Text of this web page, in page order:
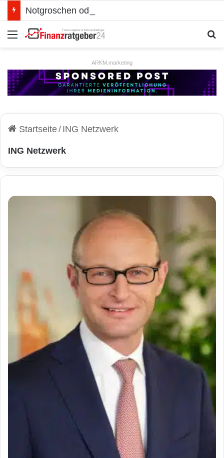
Menü
ARKM.marketing
Startseite/ ING Netzwerk
ING Netzwerk